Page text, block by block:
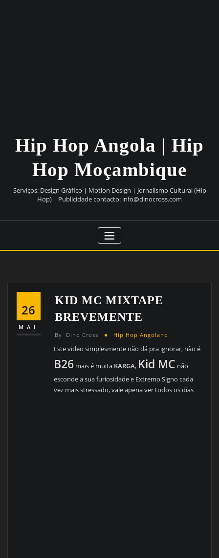
Hip Hop Angola | Hip
Hop Moçambique
Serviços: Design Gráfico | Motion Design | Jornalismo Cultural (Hip
Hop) | Publicidade contacto: info@dinocross.com
26
MAI
KID MC MIXTAPE
BREVEMENTE
By Dino Cross Hip Hop Angolano
Este video simplesmente não dá pra ignorar, não é
B26 mais é muita KARGA, Kid MC não
esconde a sua furiosidade e Extremo Signo cada
vez mais stressado, vale apena ver todos os dias